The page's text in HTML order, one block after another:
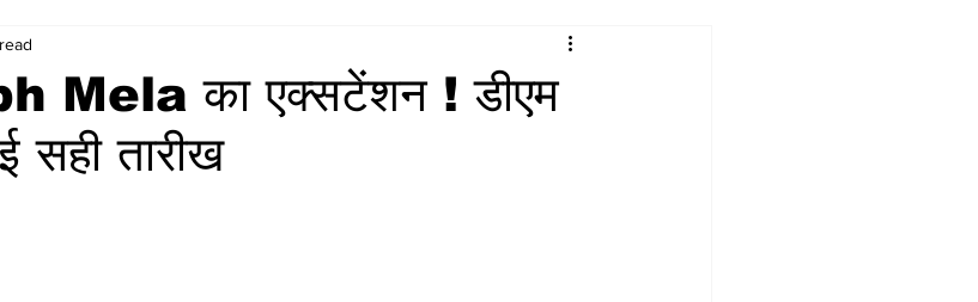
Mela का एक्सटेंशन ! डीएम
सही तारीख